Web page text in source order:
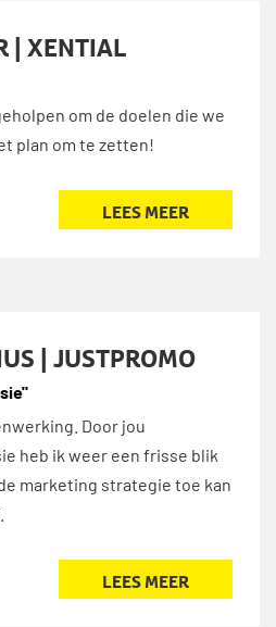
| XENTIAL
om de doelen die we
plan om te zetten!
LEES MEER
| JUSTPROMO
Door jou
heb ik weer een frisse blik
marketing strategie toe kan
LEES MEER